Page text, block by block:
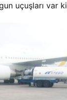
uçuşları var